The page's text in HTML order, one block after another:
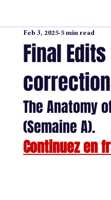
self publication
poetry poesie
scene
Final
Feb 3, 2025 5 min read
The Anatomy
(Semaine A).
Continuez en